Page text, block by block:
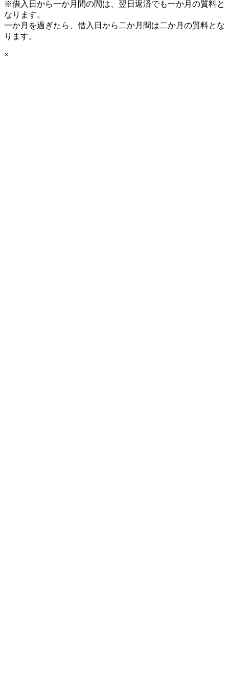
※借入日から一か月間の間は、翌日返済でも一か月の質料と
なります。
一か月を過ぎたら、借入日から二か月間は二か月の質料とな
ります。
×